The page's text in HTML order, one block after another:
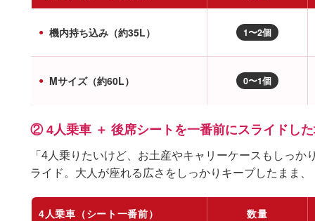
機内持ち込み（約35L） 1〜2個
Mサイズ（約60L） 0〜1個
② 4人乗車 ＋ 後席シートを一番前にスライドし
「4人乗りたいけど、お土産やキャリーケースもしっ
ライド。大人が座れる広さをしっかりキープしたまま
4人乗車（シート一番前） 数量